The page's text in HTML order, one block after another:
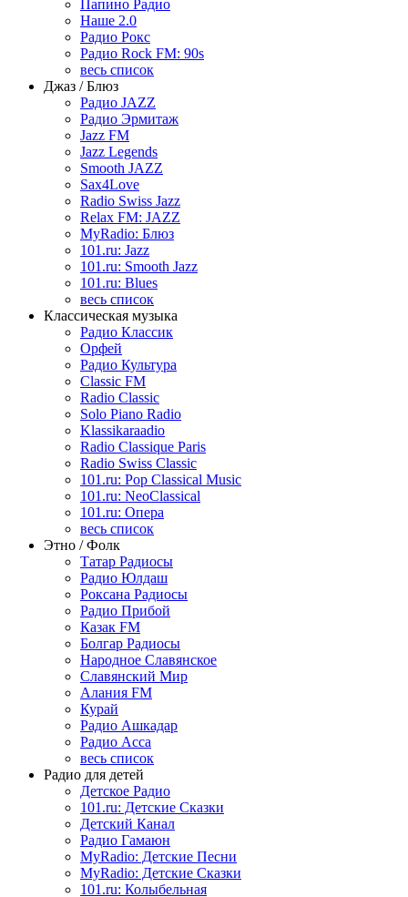
Папино Радио
Наше 2.0
Радио Рокс
Радио Rock FM: 90s
весь список
Джаз / Блюз
Радио JAZZ
Радио Эрмитаж
Jazz FM
Jazz Legends
Smooth JAZZ
Sax4Love
Radio Swiss Jazz
Relax FM: JAZZ
MyRadio: Блюз
101.ru: Jazz
101.ru: Smooth Jazz
101.ru: Blues
весь список
Классическая музыка
Радио Классик
Орфей
Радио Культура
Classic FM
Radio Classic
Solo Piano Radio
Klassikaraadio
Radio Classique Paris
Radio Swiss Classic
101.ru: Pop Classical Music
101.ru: NeoClassical
101.ru: Опера
весь список
Этно / Фолк
Татар Радиосы
Радио Юлдаш
Роксана Радиосы
Радио Прибой
Казак FM
Болгар Радиосы
Народное Славянское
Славянский Мир
Алания FM
Курай
Радио Ашкадар
Радио Асса
весь список
Радио для детей
Детское Радио
101.ru: Детские Сказки
Детский Канал
Радио Гамаюн
MyRadio: Детские Песни
MyRadio: Детские Сказки
101.ru: Колыбельная